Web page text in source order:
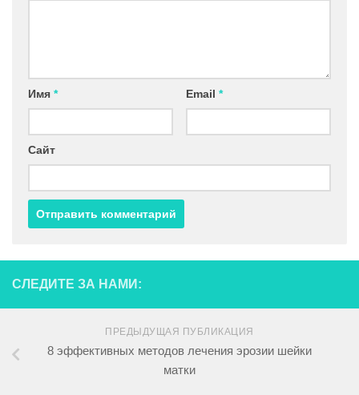
Имя * Email *
Сайт
СЛЕДИТЕ ЗА НАМИ:
ПРЕДЫДУЩАЯ ПУБЛИКАЦИЯ
8 эффективных методов лечения эрозии шейки
матки